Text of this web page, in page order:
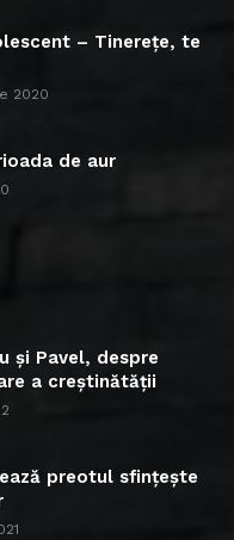
– Tinerețe, te
2020
de aur
și Pavel, despre
a creștinătății
preotul sfințește